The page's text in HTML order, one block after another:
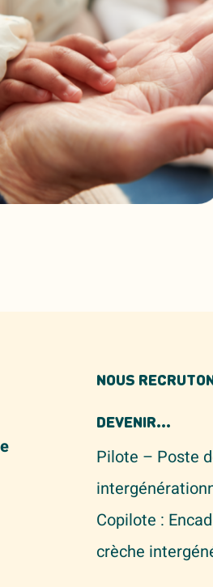
NOUS
DEVENIR...
Pilote – Poste
Copilote :
crèche